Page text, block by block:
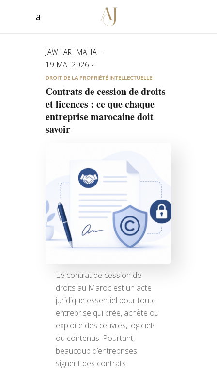
JAWHARI MAHA
19 MAI 2026
DROIT DE LA PROPRIÉTÉ INTELLECTUELLE
Contrats de cession de droits
et licences : ce que chaque
entreprise marocaine doit
savoir
Le contrat de cession de
droits au Maroc est un acte
juridique essentiel pour toute
entreprise qui crée, achète ou
exploite des œuvres, logiciels
ou contenus. Pourtant,
beaucoup d’entreprises
signent des contrats